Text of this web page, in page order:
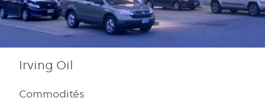
Irving Oil
Commodités